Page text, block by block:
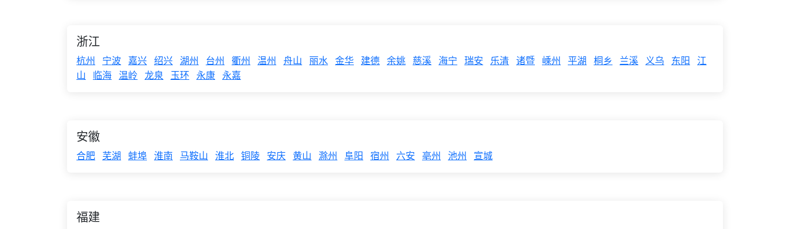
浙江
杭州 宁波 嘉兴 绍兴 湖州 台州 衢州 温州 舟山 丽水 金华 建德 余姚 慈溪 海宁 瑞安 乐清 诸暨 嵊州 平湖 桐乡 兰溪 义乌 东阳
江
山
临海 温岭 龙泉 玉环 永康 永嘉
安徽
合肥 芜湖 蚌埠 淮南 马鞍山 淮北 铜陵 安庆 黄山 滁州 阜阳 宿州 六安 亳州 池州 宣城
福建